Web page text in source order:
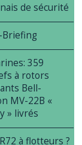
de sécurité
Briefing
359
à rotors
Bell-
MV-22B «
» livrés
à flotteurs ?